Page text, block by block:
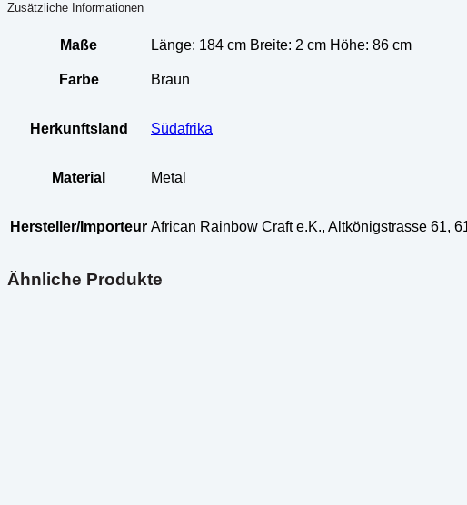
Zusätzliche Informationen
Maße Länge: 184 cm Breite: 2 cm Höhe: 86 cm
Farbe Braun
Herkunftsland Südafrika
Material Metal
Hersteller/Importeur African Rainbow Craft e.K., Altkönigstrasse 61,
Ähnliche Produkte